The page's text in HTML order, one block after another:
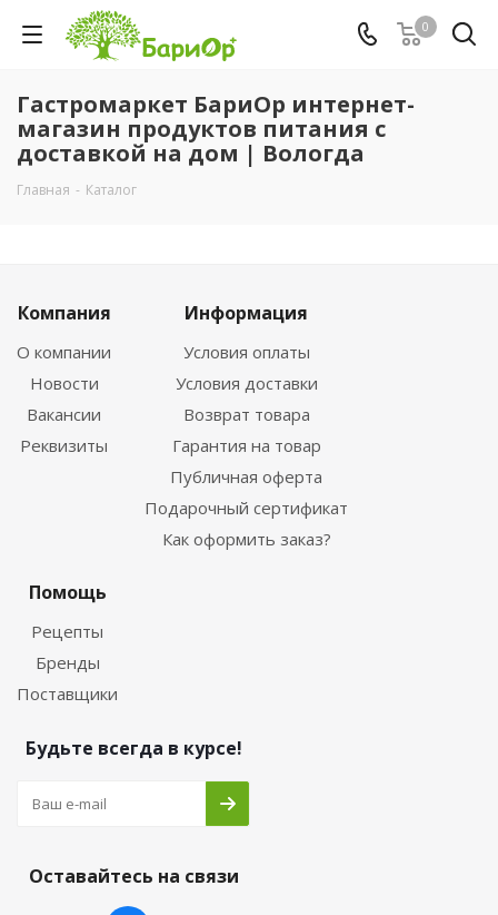
0
Гастромаркет БариОр интернет-
магазин продуктов питания с
доставкой на дом | Вологда
Главная - Каталог
Компания
О компании
Новости
Вакансии
Реквизиты
Информация
Условия оплаты
Условия доставки
Возврат товара
Гарантия на товар
Публичная оферта
Подарочный сертификат
Как оформить заказ?
Помощь
Рецепты
Бренды
Поставщики
Будьте всегда в курсе!
Оставайтесь на связи